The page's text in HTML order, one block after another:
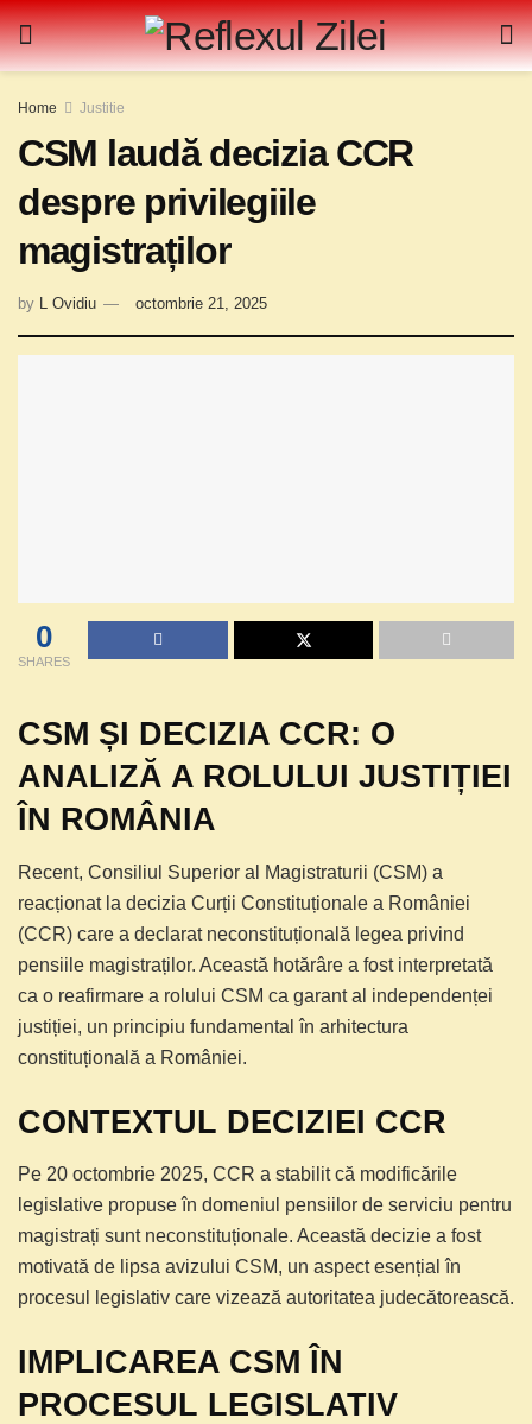
Home Justitie
CSM laudă decizia CCR
despre privilegiile
magistraților
by L Ovidiu octombrie 21, 2025
0
SHARES
CSM ȘI DECIZIA CCR: O
ANALIZĂ A ROLULUI JUSTIȚIEI
ÎN ROMÂNIA
Recent, Consiliul Superior al Magistraturii (CSM) a
reacționat la decizia Curții Constituționale a României
(CCR) care a declarat neconstituțională legea privind
pensiile magistraților. Această hotărâre a fost interpretată
ca o reafirmare a rolului CSM ca garant al independenței
justiției, un principiu fundamental în arhitectura
constituțională a României.
CONTEXTUL DECIZIEI CCR
Pe 20 octombrie 2025, CCR a stabilit că modificările
legislative propuse în domeniul pensiilor de serviciu pentru
magistrați sunt neconstituționale. Această decizie a fost
motivată de lipsa avizului CSM, un aspect esențial în
procesul legislativ care vizează autoritatea judecătorească.
IMPLICAREA CSM ÎN
PROCESUL LEGISLATIV